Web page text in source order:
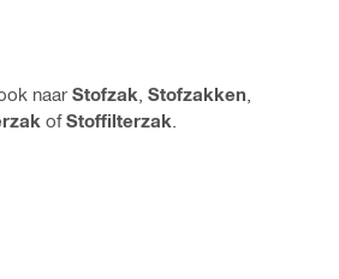
naar Stofzak Stofzakken
ofStoffilterzak